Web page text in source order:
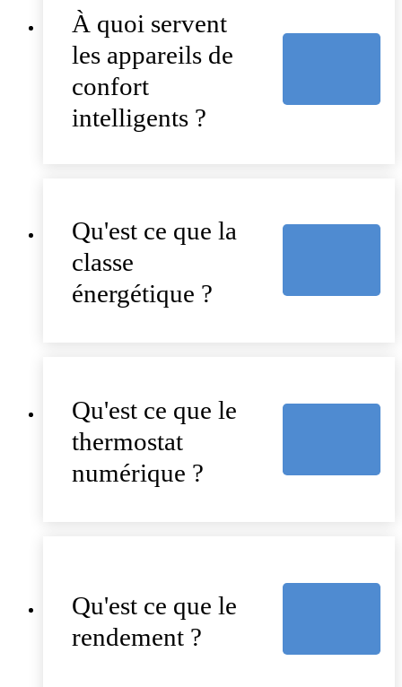
À quoi servent
les appareils de
confort
intelligents ?
Qu'est ce que la
classe
énergétique ?
Qu'est ce que le
thermostat
numérique ?
Qu'est ce que le
rendement ?